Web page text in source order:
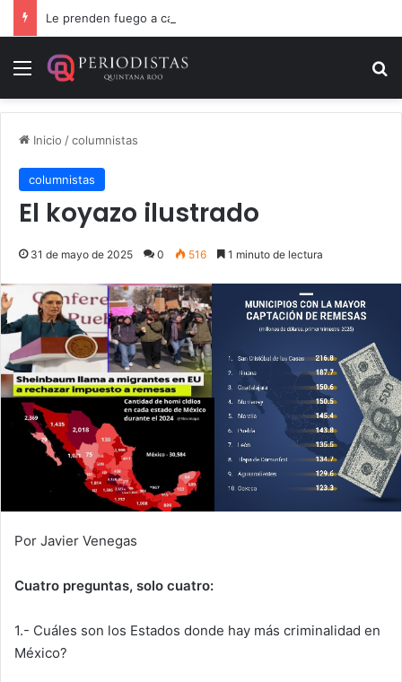
Menú
Inicio /columnistas
columnistas
El koyazo ilustrado
31 de mayo de 2025 0 516 1 minuto de lectura
Por Javier Venegas
Cuatro preguntas, solo cuatro:
1.- Cuáles son los Estados donde hay más criminalidad en
México?